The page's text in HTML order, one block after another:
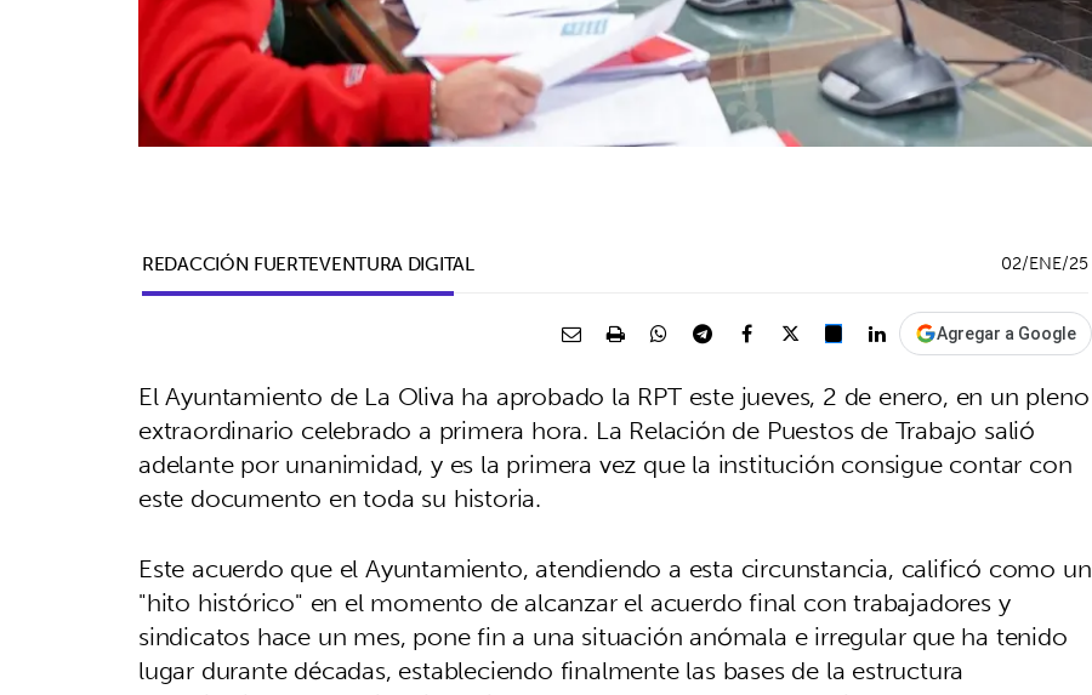
REDACCIÓN FUERTEVENTURA DIGITAL 02/ENE/25
Agregar a Google
El Ayuntamiento de La Oliva ha aprobado la RPT este jueves, 2 de enero, en un pleno
extraordinario celebrado a primera hora. La Relación de Puestos de Trabajo salió
adelante por unanimidad, y es la primera vez que la institución consigue contar con
este documento en toda su historia.
Este acuerdo que el Ayuntamiento, atendiendo a esta circunstancia, calificó como un
"hito histórico" en el momento de alcanzar el acuerdo final con trabajadores y
sindicatos hace un mes, pone fin a una situación anómala e irregular que ha tenido
lugar durante décadas, estableciendo finalmente las bases de la estructura